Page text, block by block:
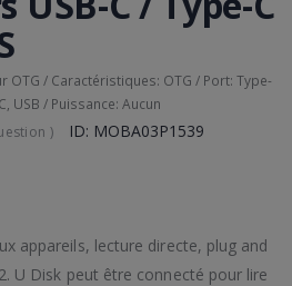
/ Caractéristiques: OTG / Port: Type-
USB / Puissance: Aucun
) ID: MOBA03P1539
appareils, lecture directe, plug and
U Disk peut être connecté pour lire